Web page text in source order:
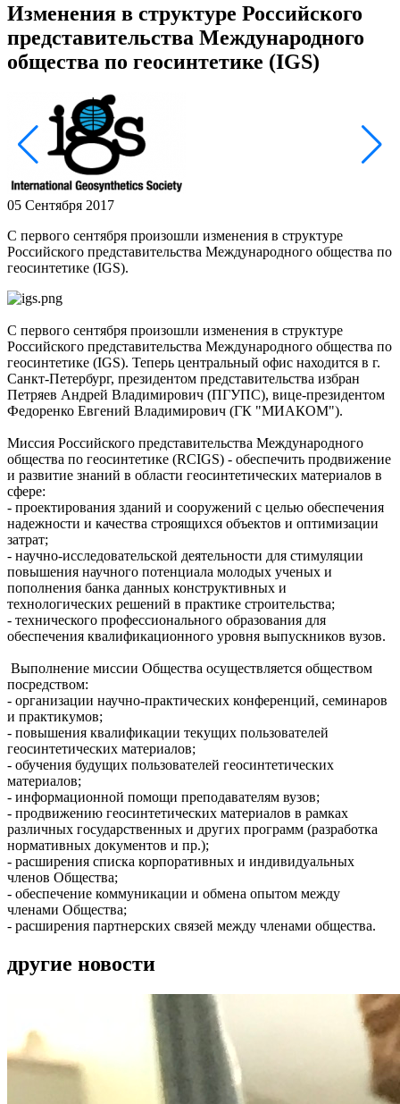
Изменения в структуре Российского
представительства Международного
общества по геосинтетике (IGS)
05 Сентября 2017
С первого сентября произошли изменения в структуре
Российского представительства Международного общества по
геосинтетике (IGS).
С первого сентября произошли изменения в структуре
Российского представительства Международного общества по
геосинтетике (IGS). Теперь центральный офис находится в г.
Санкт-Петербург, президентом представительства избран
Петряев Андрей Владимирович (ПГУПС), вице-президентом
Федоренко Евгений Владимирович (ГК "МИАКОМ").
Миссия Российского представительства Международного
общества по геосинтетике (RCIGS) - обеспечить продвижение
и развитие знаний в области геосинтетических материалов в
сфере:
- проектирования зданий и сооружений с целью обеспечения
надежности и качества строящихся объектов и оптимизации
затрат;
- научно-исследовательской деятельности для стимуляции
повышения научного потенциала молодых ученых и
пополнения банка данных конструктивных и
технологических решений в практике строительства;
- технического профессионального образования для
обеспечения квалификационного уровня выпускников вузов.
Выполнение миссии Общества осуществляется обществом
посредством:
- организации научно-практических конференций, семинаров
и практикумов;
- повышения квалификации текущих пользователей
геосинтетических материалов;
- обучения будущих пользователей геосинтетических
материалов;
- информационной помощи преподавателям вузов;
- продвижению геосинтетических материалов в рамках
различных государственных и других программ (разработка
нормативных документов и пр.);
- расширения списка корпоративных и индивидуальных
членов Общества;
- обеспечение коммуникации и обмена опытом между
членами Общества;
- расширения партнерских связей между членами общества.
другие новости